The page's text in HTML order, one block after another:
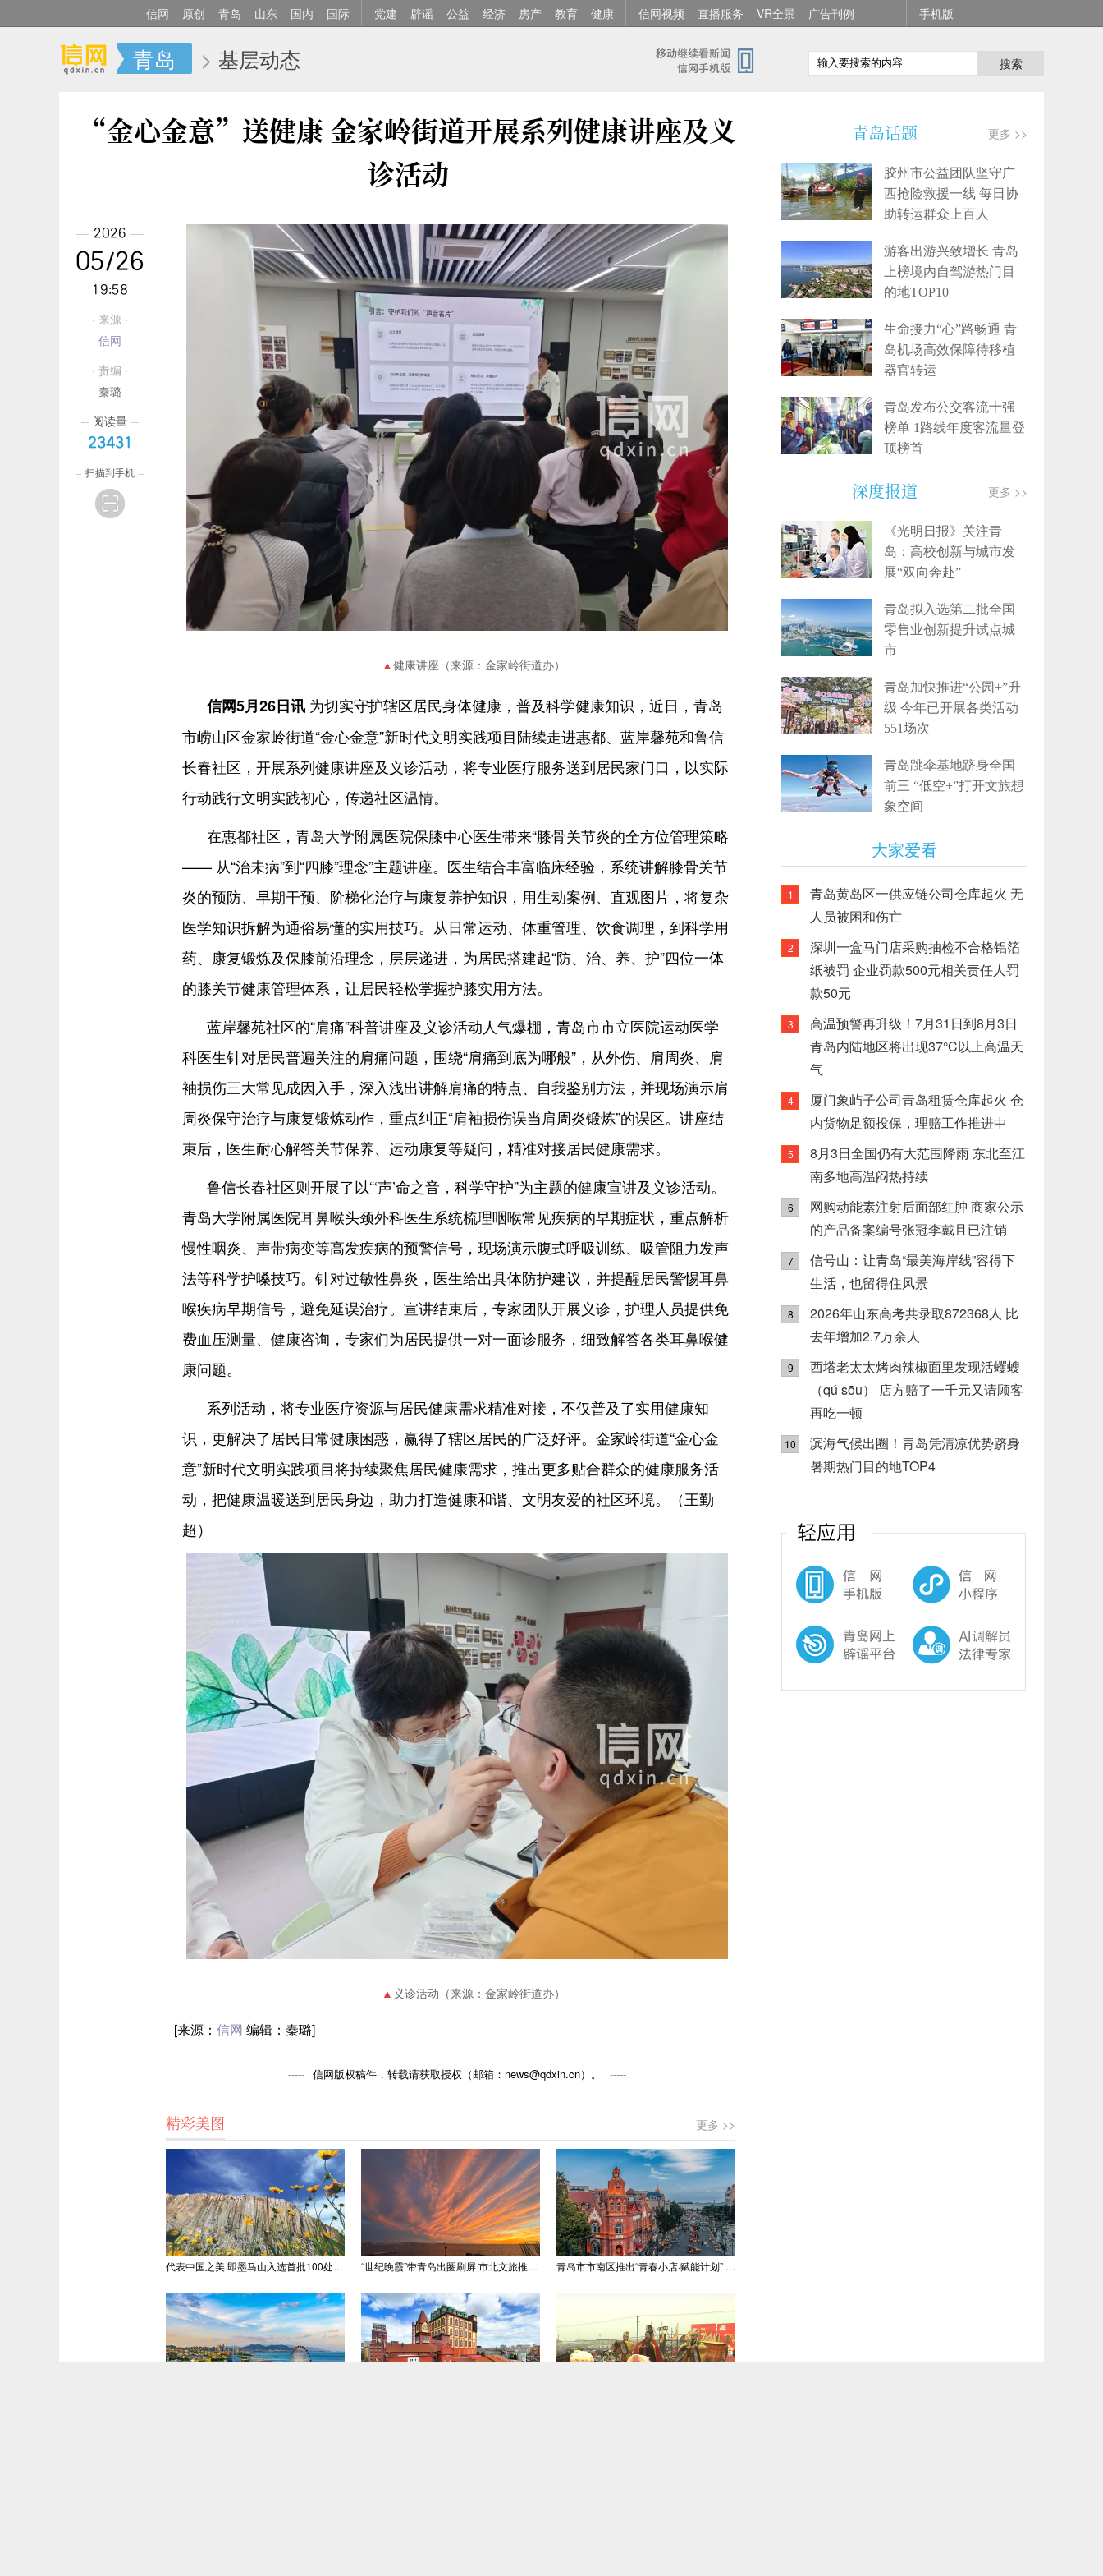
信网 原创 青岛 山东 国内 国际 党建 辟谣 公益 经济 房产 教育 健康 信网视频 直播服务 VR全景 广告刊例 手机版
青岛 > 基层动态 搜索
“金心金意”送健康 金家岭街道开展系列健康讲座及义
诊活动
健康讲座（来源：金家岭街道办）
信网5月26日讯 为切实守护辖区居民身体健康，普及科学健康知识，近日，青岛
市崂山区金家岭街道“金心金意”新时代文明实践项目陆续走进惠都、蓝岸馨苑和鲁信
长春社区，开展系列健康讲座及义诊活动，将专业医疗服务送到居民家门口，以实际
行动践行文明实践初心，传递社区温情。
在惠都社区，青岛大学附属医院保膝中心医生带来“膝骨关节炎的全方位管理策略
—— 从“治未病”到“四膝”理念”主题讲座。医生结合丰富临床经验，系统讲解膝骨关节
炎的预防、早期干预、阶梯化治疗与康复养护知识，用生动案例、直观图片，将复杂
医学知识拆解为通俗易懂的实用技巧。从日常运动、体重管理、饮食调理，到科学用
药、康复锻炼及保膝前沿理念，层层递进，为居民搭建起“防、治、养、护”四位一体
的膝关节健康管理体系，让居民轻松掌握护膝实用方法。
蓝岸馨苑社区的“肩痛”科普讲座及义诊活动人气爆棚，青岛市市立医院运动医学
科医生针对居民普遍关注的肩痛问题，围绕“肩痛到底为哪般”，从外伤、肩周炎、肩
袖损伤三大常见成因入手，深入浅出讲解肩痛的特点、自我鉴别方法，并现场演示肩
周炎保守治疗与康复锻炼动作，重点纠正“肩袖损伤误当肩周炎锻炼”的误区。讲座结
束后，医生耐心解答关节保养、运动康复等疑问，精准对接居民健康需求。
鲁信长春社区则开展了以“‘声’命之音，科学守护”为主题的健康宣讲及义诊活动。
青岛大学附属医院耳鼻喉头颈外科医生系统梳理咽喉常见疾病的早期症状，重点解析
慢性咽炎、声带病变等高发疾病的预警信号，现场演示腹式呼吸训练、吸管阻力发声
法等科学护嗓技巧。针对过敏性鼻炎，医生给出具体防护建议，并提醒居民警惕耳鼻
喉疾病早期信号，避免延误治疗。宣讲结束后，专家团队开展义诊，护理人员提供免
费血压测量、健康咨询，专家们为居民提供一对一面诊服务，细致解答各类耳鼻喉健
康问题。
系列活动，将专业医疗资源与居民健康需求精准对接，不仅普及了实用健康知
识，更解决了居民日常健康困惑，赢得了辖区居民的广泛好评。金家岭街道“金心金
意”新时代文明实践项目将持续聚焦居民健康需求，推出更多贴合群众的健康服务活
动，把健康温暖送到居民身边，助力打造健康和谐、文明友爱的社区环境。（王勤
超）
义诊活动（来源：金家岭街道办）
[来源： 信网 编辑：秦璐]
信网版权稿件，转载请获取授权（邮箱：news@qdxin.cn）。
精彩美图 更多 >>
代表中国之美 即墨马山入选首批100处“美丽中国打卡点” “世纪晚霞”带青岛出圈刷屏 市北文旅推出精品线路 青岛市市南区推出“青春小店·赋能计划” 聚满青岛温情
2026
05/26
19:58
· 来源 ·
信网
· 责编 ·
秦璐
阅读量
23431
扫描到手机
青岛话题 更多 >>
胶州市公益团队坚守广
西抢险救援一线 每日协
助转运群众上百人
游客出游兴致增长 青岛
上榜境内自驾游热门目
的地TOP10
生命接力“心”路畅通 青
岛机场高效保障待移植
器官转运
青岛发布公交客流十强
榜单 1路线年度客流量登
顶榜首
深度报道 更多 >>
《光明日报》关注青
岛：高校创新与城市发
展“双向奔赴”
青岛拟入选第二批全国
零售业创新提升试点城
市
青岛加快推进“公园+”升
级 今年已开展各类活动
551场次
青岛跳伞基地跻身全国
前三 “低空+”打开文旅想
象空间
大家爱看
1
青岛黄岛区一供应链公司仓库起火 无
人员被困和伤亡
2
深圳一盒马门店采购抽检不合格铝箔
纸被罚 企业罚款500元相关责任人罚
款50元
3
高温预警再升级！7月31日到8月3日
青岛内陆地区将出现37°C以上高温天
气
4
厦门象屿子公司青岛租赁仓库起火 仓
内货物足额投保，理赔工作推进中
5
8月3日全国仍有大范围降雨 东北至江
南多地高温闷热持续
6
网购动能素注射后面部红肿 商家公示
的产品备案编号张冠李戴且已注销
7
信号山：让青岛“最美海岸线”容得下
生活，也留得住风景
8
2026年山东高考共录取872368人 比
去年增加2.7万余人
9
西塔老太太烤肉辣椒面里发现活蠼螋
（qú sōu） 店方赔了一千元又请顾客
再吃一顿
10
滨海气候出圈！青岛凭清凉优势跻身
暑期热门目的地TOP4